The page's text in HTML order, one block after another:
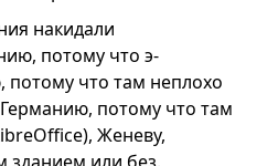
накидали
потому что э-
потому что там неплохо
потому что там
Женеву,